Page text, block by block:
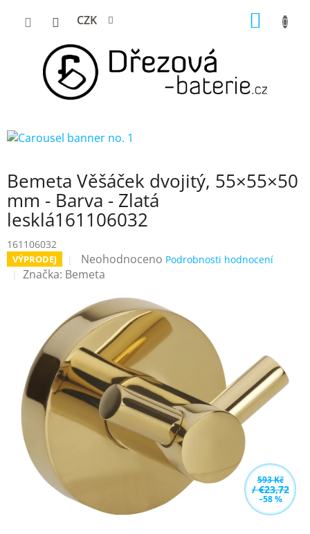
CZK
Bemeta Věšáček dvojitý, 55×55×50
mm - Barva - Zlatá
lesklá161106032
161106032
VÝPRODEJ
Průměrné
hodnocení
je
0,0
z
5
hvězdiček.
Neohodnoceno Podrobnosti hodnocení
Značka: Bemeta
593 Kč
/ €23,72
–58 %